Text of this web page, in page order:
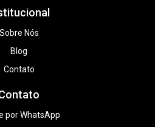
Sobre Nós
Blog
Contato
por WhatsApp